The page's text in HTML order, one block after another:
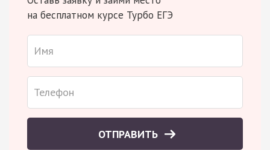
на бесплатном курсе Турбо ЕГЭ
ОТПРАВИТЬ